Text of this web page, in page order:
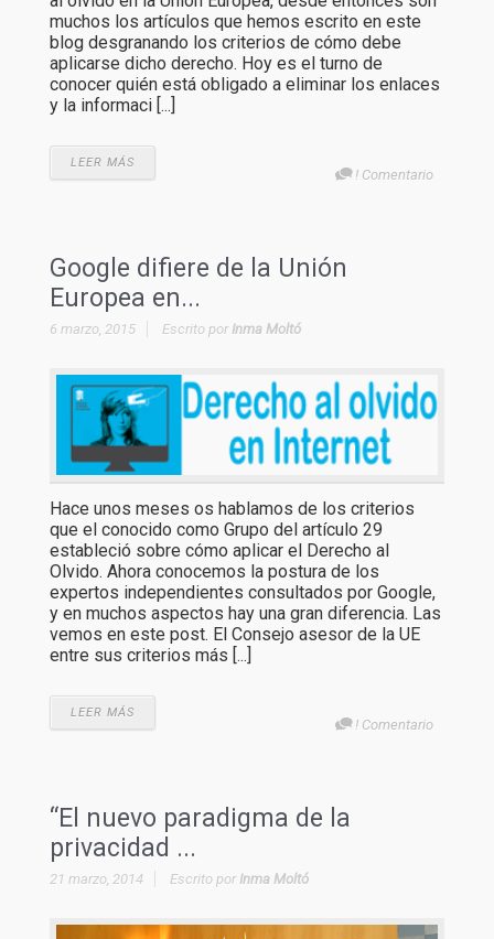
muchos los artículos que hemos escrito en este
blog desgranando los criterios de cómo debe
aplicarse dicho derecho. Hoy es el turno de
conocer quién está obligado a eliminar los enlaces
y la informaci [...]
LEER MÁS
! Comentario
Google difiere de la Unión
Europea en...
6 marzo, 2015 Escrito por Inma Moltó
Hace unos meses os hablamos de los criterios
que el conocido como Grupo del artículo 29
estableció sobre cómo aplicar el Derecho al
Olvido. Ahora conocemos la postura de los
expertos independientes consultados por Google,
y en muchos aspectos hay una gran diferencia. Las
vemos en este post. El Consejo asesor de la UE
entre sus criterios más [...]
LEER MÁS
! Comentario
“El nuevo paradigma de la
privacidad ...
21 marzo, 2014 Escrito por Inma Moltó